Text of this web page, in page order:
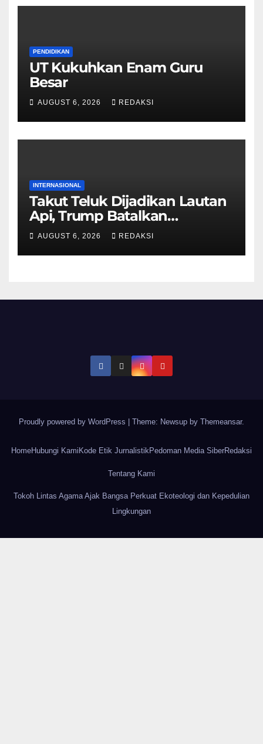
PENDIDIKAN
UT Kukuhkan Enam Guru
Besar
AUGUST 6, 2026 REDAKSI
INTERNASIONAL
Takut Teluk Dijadikan Lautan
Api, Trump Batalkan
Serangan ke Iran
AUGUST 6, 2026 REDAKSI
Proudly powered by WordPress Theme: Newsup by Themeansar.
HomeHubungi Kami Kode Etik Jurnalistik Pedoman Media SiberRedaksi
Tentang Kami
Tokoh Lintas Agama Ajak Bangsa Perkuat Ekoteologi dan Kepedulian
Lingkungan